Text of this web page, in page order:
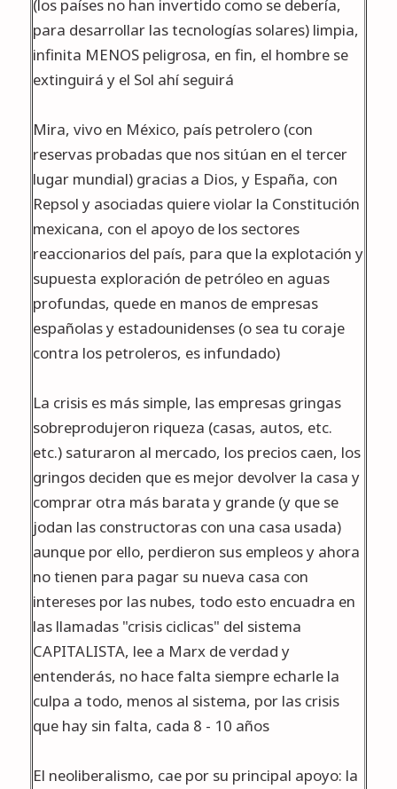
(los países no han invertido como se debería,
para desarrollar las tecnologías solares) limpia,
infinita MENOS peligrosa, en fin, el hombre se
extinguirá y el Sol ahí seguirá
Mira, vivo en México, país petrolero (con
reservas probadas que nos sitúan en el tercer
lugar mundial) gracias a Dios, y España, con
Repsol y asociadas quiere violar la Constitución
mexicana, con el apoyo de los sectores
reaccionarios del país, para que la explotación y
supuesta exploración de petróleo en aguas
profundas, quede en manos de empresas
españolas y estadounidenses (o sea tu coraje
contra los petroleros, es infundado)
La crisis es más simple, las empresas gringas
sobreprodujeron riqueza (casas, autos, etc.
etc.) saturaron al mercado, los precios caen, los
gringos deciden que es mejor devolver la casa y
comprar otra más barata y grande (y que se
jodan las constructoras con una casa usada)
aunque por ello, perdieron sus empleos y ahora
no tienen para pagar su nueva casa con
intereses por las nubes, todo esto encuadra en
las llamadas "crisis ciclicas" del sistema
CAPITALISTA, lee a Marx de verdad y
entenderás, no hace falta siempre echarle la
culpa a todo, menos al sistema, por las crisis
que hay sin falta, cada 8 - 10 años
El neoliberalismo, cae por su principal apoyo: la